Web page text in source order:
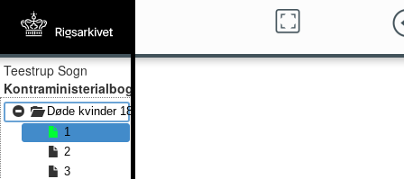
Teestrup Sogn
Kontraministerialbog
Døde kvinder 1873 - Døde kvinder 1891
1
2
3